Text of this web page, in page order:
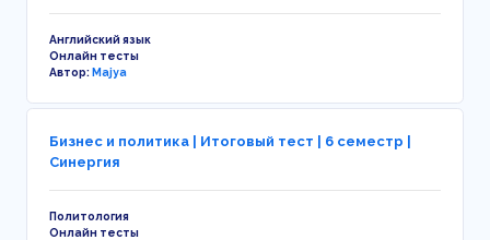
Английский язык
Онлайн тесты
Автор:Majya
Бизнес и политика | Итоговый тест | 6 семестр |
Синергия
Политология
Онлайн тесты